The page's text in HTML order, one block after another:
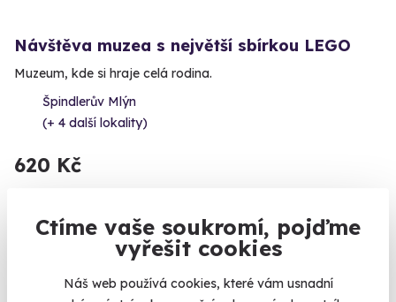
Ctíme vaše soukromí, pojďme
vyřešit cookies
Náš web používá cookies, které vám usnadní
Návštěva muzea s největší sbírkou LEGO
Muzeum, kde si hraje celá rodina.
Špindlerův Mlýn
(+ 4 další lokality)
620 Kč
Volný termín už 10. 08. 2026
Novinka